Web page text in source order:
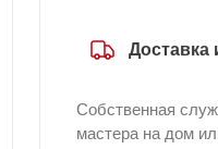
Доставка
Собственная
мастера на дом